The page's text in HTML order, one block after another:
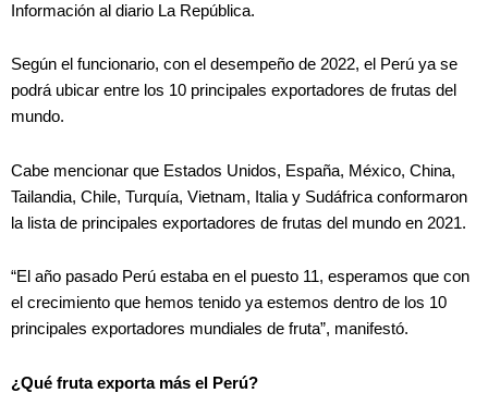
Información al diario La República.
Según el funcionario, con el desempeño de 2022, el Perú ya se
podrá ubicar entre los 10 principales exportadores de frutas del
mundo.
Cabe mencionar que Estados Unidos, España, México, China,
Tailandia, Chile, Turquía, Vietnam, Italia y Sudáfrica conformaron
la lista de principales exportadores de frutas del mundo en 2021.
“El año pasado Perú estaba en el puesto 11, esperamos que con
el crecimiento que hemos tenido ya estemos dentro de los 10
principales exportadores mundiales de fruta”, manifestó.
¿Qué fruta exporta más el Perú?